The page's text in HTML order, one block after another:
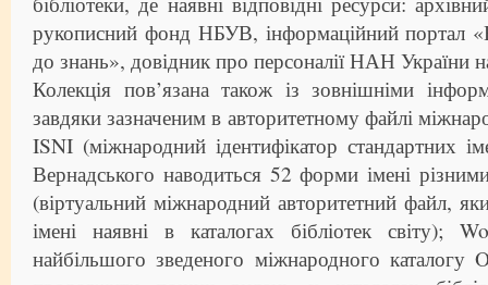
рукописний фонд НБУВ, інформаційний портал
до знань», довідник про персоналії НАН України
Колекція пов’язана також із зовнішніми
завдяки зазначеним в авторитетному файлі
ISNI (міжнародний ідентифікатор стандартних
Вернадського наводиться 52 форми імені
(віртуальний міжнародний авторитетний файл,
імені наявні в каталогах бібліотек світу);
найбільшого зведеного міжнародного